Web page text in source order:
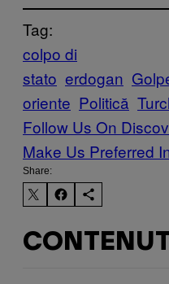
Tag:
colpo di
stato erdogan
oriente Politică
Follow Us On
Make Us Preferred
Share: